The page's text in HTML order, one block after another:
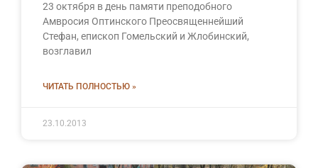
23 октября в день памяти преподобного
Амвросия Оптинского Преосвященнейший
Стефан, епископ Гомельский и Жлобинский,
возглавил
ЧИТАТЬ ПОЛНОСТЬЮ »
23.10.2013